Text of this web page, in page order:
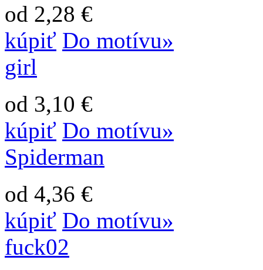
od 2,28 €
kúpiť Do motívu»
girl
od 3,10 €
kúpiť Do motívu»
Spiderman
od 4,36 €
kúpiť Do motívu»
fuck02